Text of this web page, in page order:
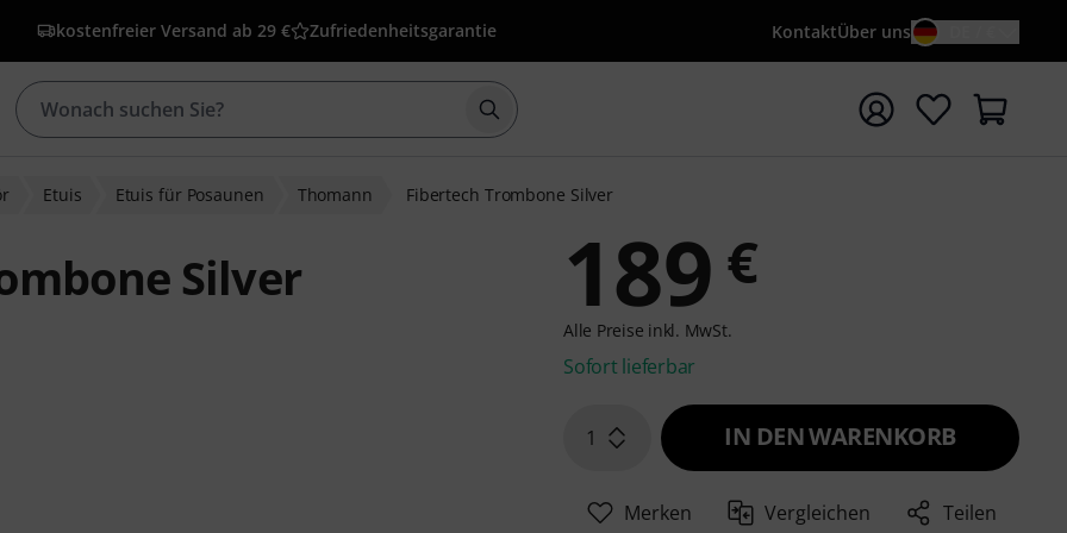
kostenfreier Versand ab 29 € Zufriedenheitsgarantie KontaktÜber uns
Suche mit Suchwort {searchTerm} starten
Etuis Etuis für Posaunen Thomann Fibertech Trombone Silver
Silver 189 €
Alle Preise inkl. MwSt.
Sofort lieferbar
1 IN DEN WARENKORB
Merken Vergleichen Teilen